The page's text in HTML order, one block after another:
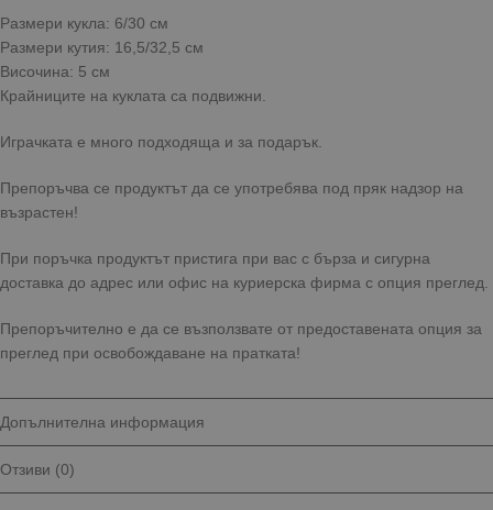
Размери кукла: 6/30 см
Размери кутия: 16,5/32,5 см
Височина: 5 см
Крайниците на куклата са подвижни.
Играчката е много подходяща и за подарък.
Препоръчва се продуктът да се употребява под пряк надзор на
възрастен!
При поръчка продуктът пристига при вас с бърза и сигурна
доставка до адрес или офис на куриерска фирма с опция преглед.
Препоръчително е да се възползвате от предоставената опция за
преглед при освобождаване на пратката!
Допълнителна информация
Отзиви (0)